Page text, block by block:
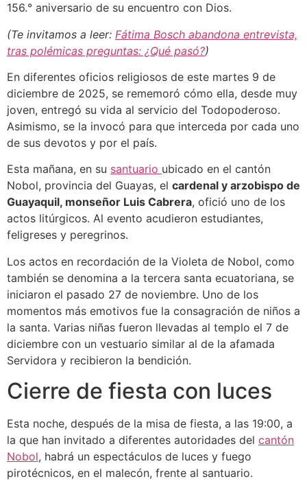
156.° aniversario de su encuentro con Dios.
(Te invitamos a leer: Fátima Bosch abandona entrevista,
tras polémicas preguntas: ¿Qué pasó?)
En diferentes oficios religiosos de este martes 9 de
diciembre de 2025, se rememoró cómo ella, desde muy
joven, entregó su vida al servicio del Todopoderoso.
Asimismo, se la invocó para que interceda por cada uno
de sus devotos y por el país.
Esta mañana, en su santuario ubicado en el cantón
Nobol, provincia del Guayas, el cardenal y arzobispo de
Guayaquil, monseñor Luis Cabrera, ofició uno de los
actos litúrgicos. Al evento acudieron estudiantes,
feligreses y peregrinos.
Los actos en recordación de la Violeta de Nobol, como
también se denomina a la tercera santa ecuatoriana, se
iniciaron el pasado 27 de noviembre. Uno de los
momentos más emotivos fue la consagración de niños a
la santa. Varias niñas fueron llevadas al templo el 7 de
diciembre con un vestuario similar al de la afamada
Servidora y recibieron la bendición.
Cierre de fiesta con luces
Esta noche, después de la misa de fiesta, a las 19:00, a
la que han invitado a diferentes autoridades del cantón
Nobol, habrá un espectáculos de luces y fuego
pirotécnicos, en el malecón, frente al santuario.